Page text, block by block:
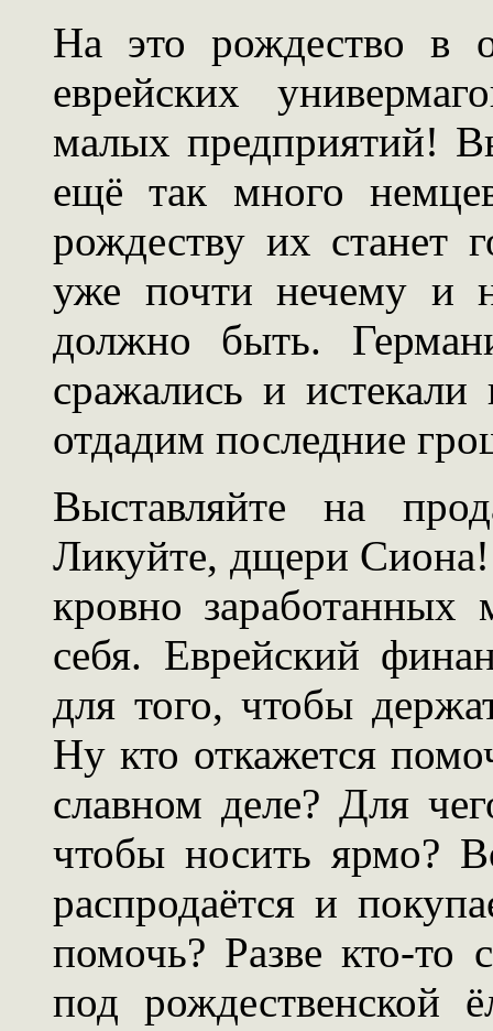
На это рождество в
еврейских
малых предприятий!
ещё так много
рождеству их станет
уже почти нечему и
должно быть.
сражались и
отдадим последние
Выставляйте на
Ликуйте, дщери
кровно
себя. Еврейский
для того, чтобы
Ну кто откажется
славном деле? Для
чтобы носить ярмо?
распродаётся и
помочь? Разве кто-то
под рождественской